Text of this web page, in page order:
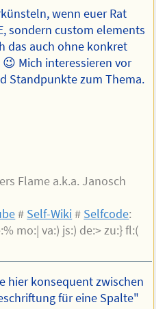
wenn euer Rat
sondern custom elements
das auch ohne konkret
Mich interessieren vor
Standpunkte zum Thema.
Flame a.k.a. Janosch
# Self-Wiki# Selfcode:
mo:| va:) js:) de:> zu:} fl:(
hier konsequent zwischen
für eine Spalte"